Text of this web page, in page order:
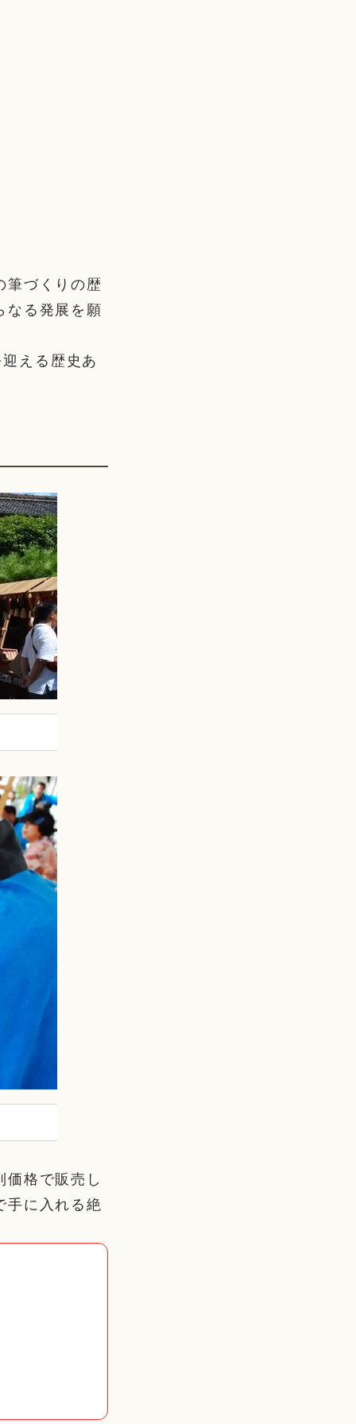
筆づくりの歴
なる発展を願
える歴史あ
格で販売し
手に入れる絶